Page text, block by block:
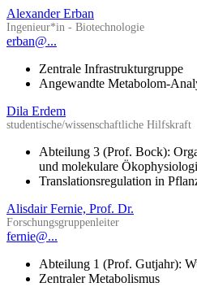
Alexander Erban
Ingenieur*in - Biotechnologie
erban@...
Zentrale Infrastrukturgruppe
Angewandte Metabolom-
Dila Erdem
studentische/wissenschaftliche Hilfskraft
Abteilung 3 (Prof. Bock):
und molekulare
Translationsregulation in
Alisdair Fernie, Prof. Dr.
Forschungsgruppenleiter
fernie@...
Abteilung 1 (Prof. Gutjahr):
Zentraler Metabolismus